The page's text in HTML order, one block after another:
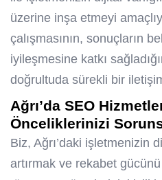
üzerine inşa etmeyi
çalışmasının, sonuçların
iyileşmesine katkı
doğrultuda sürekli bir
Ağrı’da SEO
Önceliklerinizi
Biz, Ağrı’daki işletmenizin
artırmak ve rekabet